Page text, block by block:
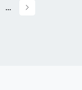
...